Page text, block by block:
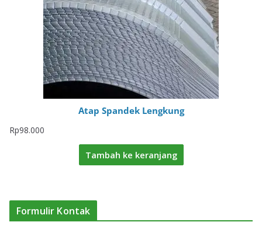
Atap Spandek Lengkung
Rp98.000
Tambah ke keranjang
Formulir Kontak